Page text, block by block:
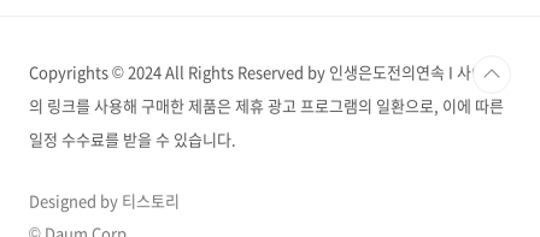
운 노후 저층..
Copyrights © 2024 All Rights Reserved by 인생은도전의연속 I 사이트
의 링크를 사용해 구매한 제품은 제휴 광고 프로그램의 일환으로, 이에 따른
일정 수수료를 받을 수 있습니다.
Designed by 티스토리